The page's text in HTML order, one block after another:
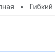
• Гибкий